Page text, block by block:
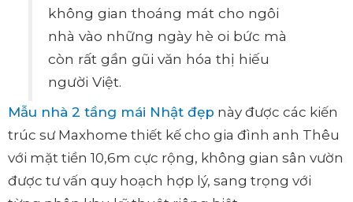
không gian thoáng mát cho ngôi
nhà vào những ngày hè oi bức mà
còn rất gần gũi văn hóa thị hiếu
người Việt.
Mẫu nhà 2 tầng mái Nhật đẹp này được các kiến
trúc sư Maxhome thiết kế cho gia đình anh Thêu
với mặt tiền 10,6m cực rộng, không gian sân vườn
được tư vấn quy hoạch hợp lý, sang trọng với